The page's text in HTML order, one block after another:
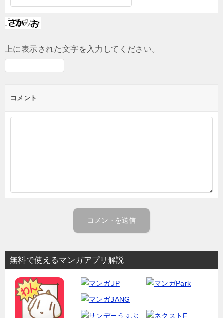
上に表示された文字を入力してください。
コメント
無料で使えるマンガアプリ解説